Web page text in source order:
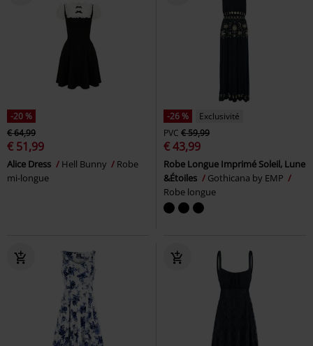
-20 %
€ 64,99
€ 51,99
Alice Dress Hell Bunny
Robe
mi-longue
-26 %
Exclusivité
PVC € 59,99
€ 43,99
Robe Longue Imprimé Soleil, Lune
&Étoiles
Gothicana by EMP
Robe longue